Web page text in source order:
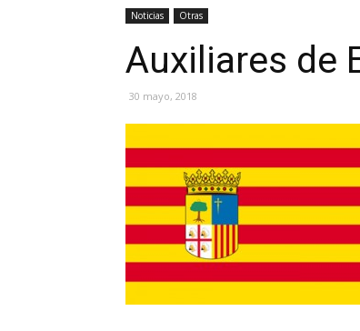
Noticias Otras
Auxiliares de
30 mayo, 2018